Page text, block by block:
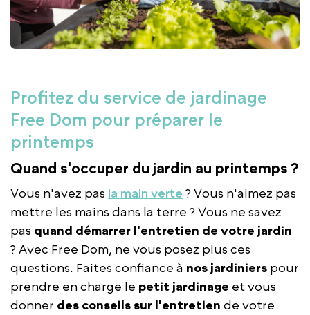
Profitez du service de jardinage
Free Dom pour préparer le
printemps
Quand s'occuper du jardin au printemps ?
Vous n'avez pas la main verte ? Vous n'aimez pas
mettre les mains dans la terre ? Vous ne savez
pas quand démarrer l'entretien de votre jardin
? Avec Free Dom, ne vous posez plus ces
questions. Faites confiance à nos jardiniers pour
prendre en charge le petit jardinage et vous
donner des conseils sur l'entretien de votre